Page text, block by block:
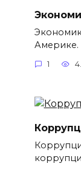
Америке.
1